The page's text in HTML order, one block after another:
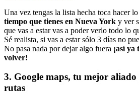
Una vez tengas la lista hecha toca hacer
tiempo que tienes en Nueva York y ver
que vas a estar vas a poder verlo todo lo
Sé realista, si vas a estar sólo 3 días no
No pasa nada por dejar algo fuera ¡así ya
volver!
3. Google maps, tu mejor
rutas